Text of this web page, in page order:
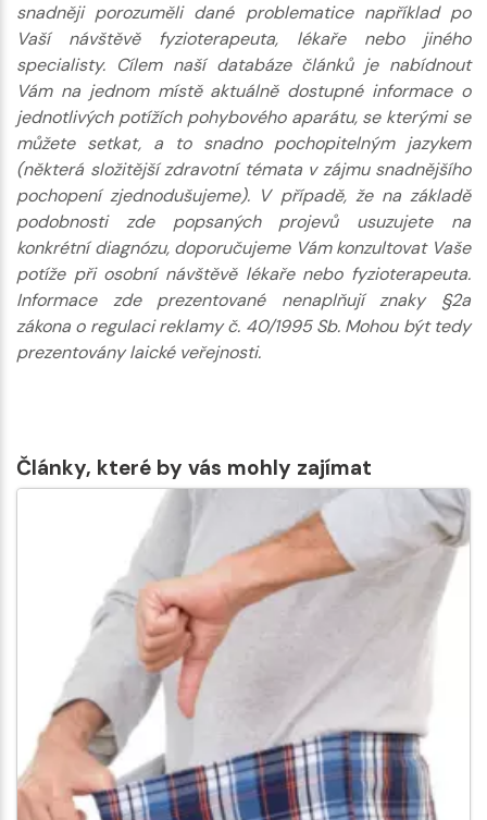
snadněji porozuměli dané problematice například po
Vaší návštěvě fyzioterapeuta, lékaře nebo jiného
specialisty. Cílem naší databáze článků je nabídnout
Vám na jednom místě aktuálně dostupné informace o
jednotlivých potížích pohybového aparátu, se kterými se
můžete setkat, a to snadno pochopitelným jazykem
(některá složitější zdravotní témata v zájmu snadnějšího
pochopení zjednodušujeme). V případě, že na základě
podobnosti zde popsaných projevů usuzujete na
konkrétní diagnózu, doporučujeme Vám konzultovat Vaše
potíže při osobní návštěvě lékaře nebo fyzioterapeuta.
Informace zde prezentované nenaplňují znaky §2a
zákona o regulaci reklamy č. 40/1995 Sb. Mohou být tedy
prezentovány laické veřejnosti.
Články, které by vás mohly zajímat